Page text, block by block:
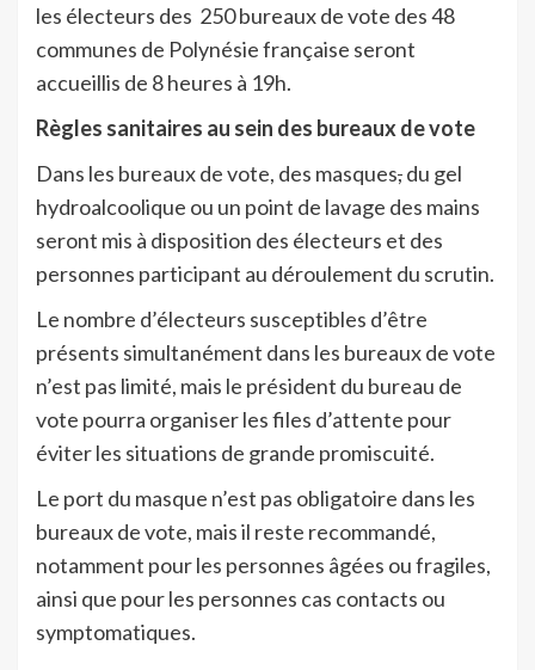
les électeurs des 250 bureaux de vote des 48
communes de Polynésie française seront
accueillis de 8 heures à 19h.
Règles sanitaires au sein des bureaux de vote
Dans les bureaux de vote, des masques,du gel
hydroalcoolique ou un point de lavage des mains
seront mis à disposition des électeurs et des
personnes participant au déroulement du scrutin.
Le nombre d’électeurs susceptibles d’être
présents simultanément dans les bureaux de vote
n’est pas limité, mais le président du bureau de
vote pourra organiser les files d’attente pour
éviter les situations de grande promiscuité.
Le port du masque n’est pas obligatoire dans les
bureaux de vote, mais il reste recommandé,
notamment pour les personnes âgées ou fragiles,
ainsi que pour les personnes cas contacts ou
symptomatiques.